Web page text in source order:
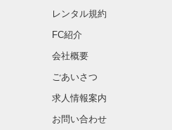
レンタル規約
FC紹介
会社概要
ごあいさつ
求人情報案内
お問い合わせ